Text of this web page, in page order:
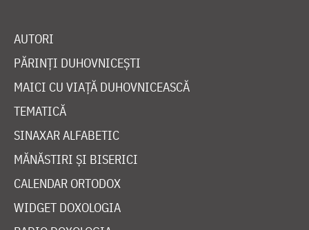
AUTORI
PĂRINȚI DUHOVNICEȘTI
MAICI CU VIAȚĂ DUHOVNICEASCĂ
TEMATICĂ
SINAXAR ALFABETIC
MĂNĂSTIRI ȘI BISERICI
CALENDAR ORTODOX
WIDGET DOXOLOGIA